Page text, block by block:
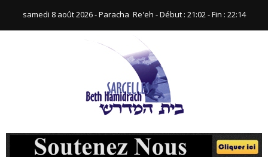
samedi 8 août 2026 - Paracha ‪ Re'eh‬ - Début : 21:02‬ - Fin : ‪22:14‬